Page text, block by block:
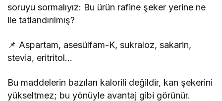
soruyu sormalıyız: Bu ürün rafine şeker yerine ne
ile tatlandırılmış?
📌 Aspartam, asesülfam-K, sukraloz, sakarin,
stevia, eritritol…
Bu maddelerin bazıları kalorili değildir, kan şekerini
yükseltmez; bu yönüyle avantaj gibi görünür.